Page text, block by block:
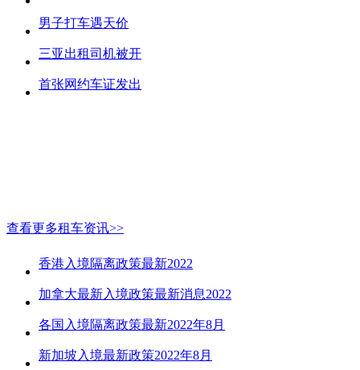
男子打车遇天价
三亚出租司机被开
首张网约车证发出
查看更多租车资讯>>
香港入境隔离政策最新2022
加拿大最新入境政策最新消息2022
各国入境隔离政策最新2022年8月
新加坡入境最新政策2022年8月